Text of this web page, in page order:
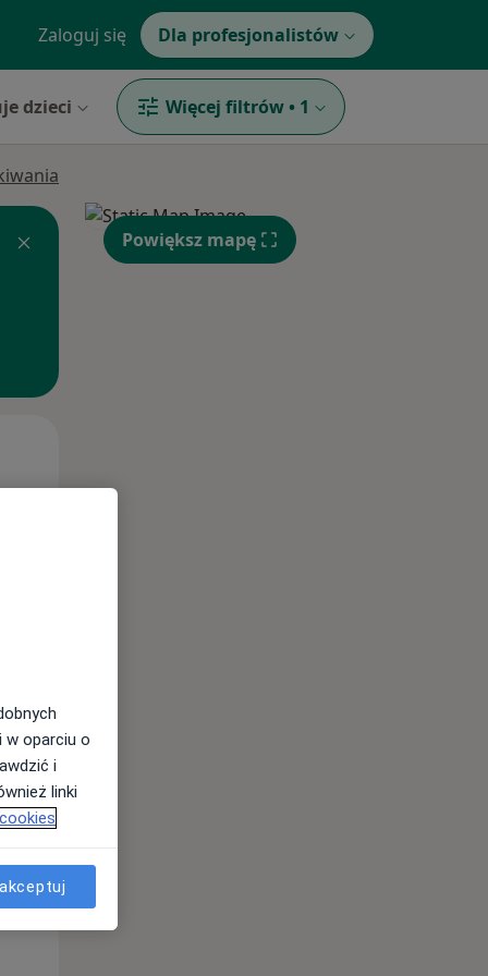
Zaloguj się Dla profesjonalistów
dzieci Więcej filtrów • 1
Pon,
10 Sie
Powiększ mapę
w oparciu o
i
linki